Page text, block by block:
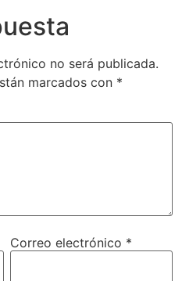
no será publicada.
marcados con *
Correo electrónico *